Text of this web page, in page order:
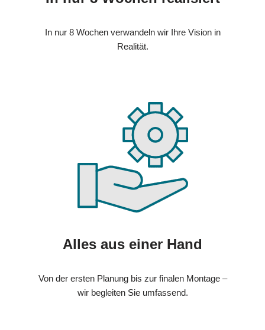
In nur 8 Wochen verwandeln wir Ihre Vision in
Realität.
Alles aus einer Hand
Von der ersten Planung bis zur finalen Montage –
wir begleiten Sie umfassend.